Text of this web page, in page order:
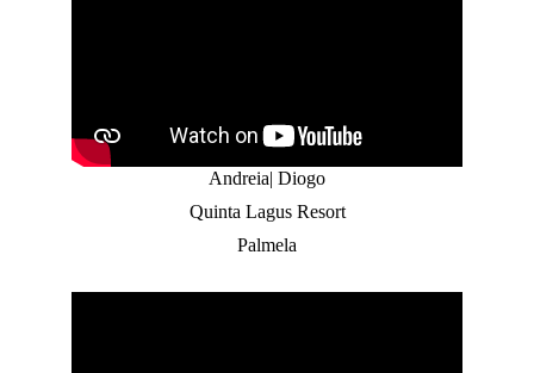
Andreia| Diogo
Quinta Lagus Resort
Palmela